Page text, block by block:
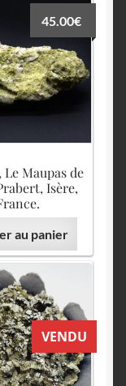
Maupas de
Isère,
45.00€
au panier
VENDU